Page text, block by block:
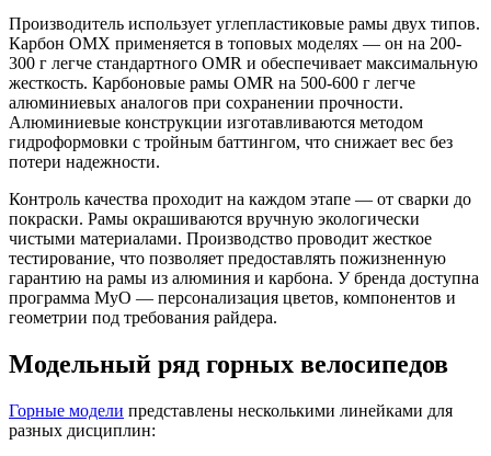
Производитель использует углепластиковые рамы двух типов.
Карбон OMX применяется в топовых моделях — он на 200-
300 г легче стандартного OMR и обеспечивает максимальную
жесткость. Карбоновые рамы OMR на 500-600 г легче
алюминиевых аналогов при сохранении прочности.
Алюминиевые конструкции изготавливаются методом
гидроформовки с тройным баттингом, что снижает вес без
потери надежности.
Контроль качества проходит на каждом этапе — от сварки до
покраски. Рамы окрашиваются вручную экологически
чистыми материалами. Производство проводит жесткое
тестирование, что позволяет предоставлять пожизненную
гарантию на рамы из алюминия и карбона. У бренда доступна
программа MyO — персонализация цветов, компонентов и
геометрии под требования райдера.
Модельный ряд горных велосипедов
Горные модели представлены несколькими линейками для
разных дисциплин: